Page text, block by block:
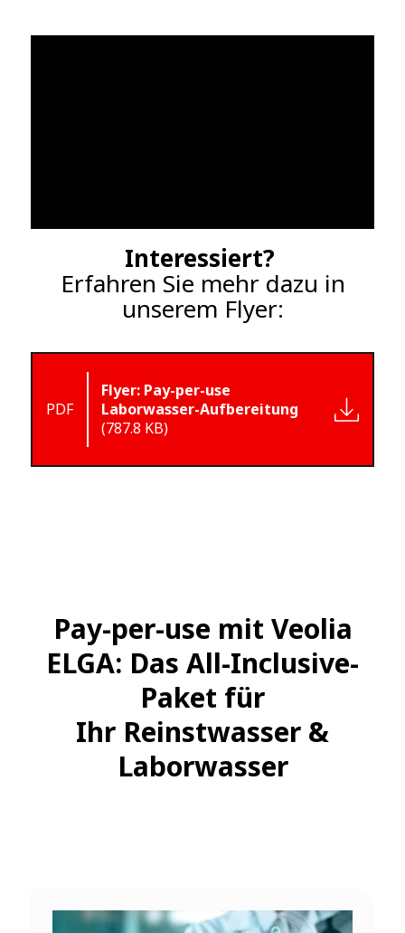
Interessiert?
Erfahren Sie mehr dazu in
unserem Flyer:
PDF
Flyer: Pay-per-use
Laborwasser-Aufbereitung
(787.8 KB)
Pay-per-use mit Veolia
ELGA: Das All-Inclusive-
Paket für
Ihr Reinstwasser &
Laborwasser